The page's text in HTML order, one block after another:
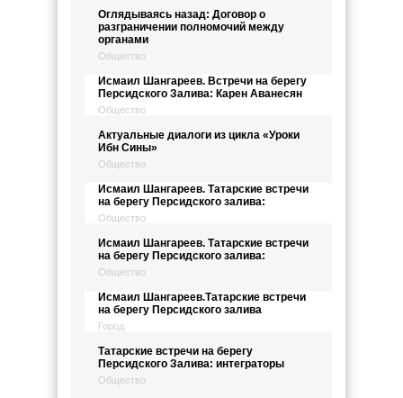
Оглядываясь назад: Договор о
разграничении полномочий между
органами
Общество
Исмаил Шангареев. Встречи на берегу
Персидского Залива: Карен Аванесян
Общество
Актуальные диалоги из цикла «Уроки
Ибн Сины»
Общество
Исмаил Шангареев. Татарские встречи
на берегу Персидского залива:
Общество
Исмаил Шангареев. Татарские встречи
на берегу Персидского залива:
Общество
Исмаил Шангареев.Татарские встречи
на берегу Персидского залива
Город
Татарские встречи на берегу
Персидского Залива: интеграторы
Общество